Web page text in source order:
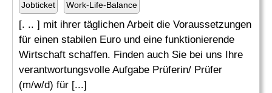
Jobticket Work-Life-Balance
[. .. ] mit ihrer täglichen Arbeit die Voraussetzungen
für einen stabilen Euro und eine funktionierende
Wirtschaft schaffen. Finden auch Sie bei uns Ihre
verantwortungsvolle Aufgabe Prüferin/ Prüfer
(m/w/d) für [...]